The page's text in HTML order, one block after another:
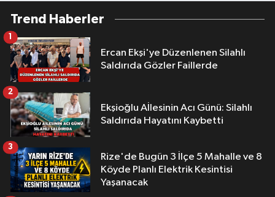
Trend Haberler
Ercan Ekşi'ye Düzenlenen Silahlı
Saldırıda Gözler Faillerde
1
Ekşioğlu Aİlesinin Acı Günü: Silahlı
Saldırıda Hayatını Kaybetti
2
Rize'de Bugün 3 İlçe 5 Mahalle ve 8
Köyde Planlı Elektrik Kesintisi
Yaşanacak
3